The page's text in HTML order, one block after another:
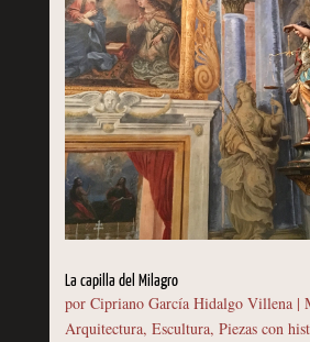
La capilla del Milagro
por Cipriano García Hidalgo Villena|
Arquitectura, Escultura, Piezas con